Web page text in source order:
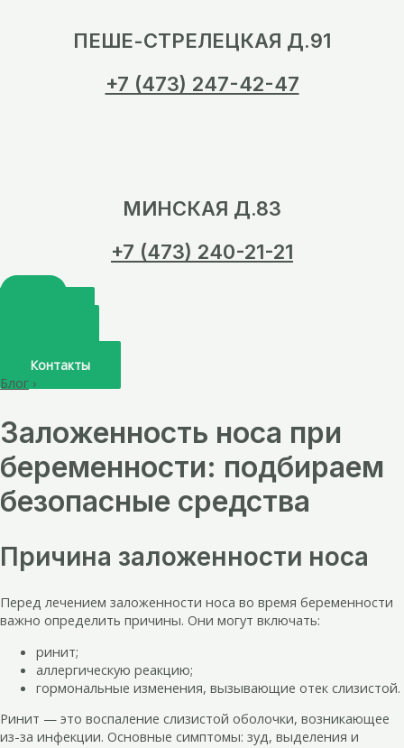
ПЕШЕ-СТРЕЛЕЦКАЯ Д.91
+7 (473) 247-42-47
МИНСКАЯ Д.83
+7 (473) 240-21-21
Контакты
Блог ›
Заложенность носа при
беременности: подбираем
безопасные средства
Причина заложенности носа
Перед лечением заложенности носа во время беременности
важно определить причины. Они могут включать:
ринит;
аллергическую реакцию;
гормональные изменения, вызывающие отек слизистой.
Ринит — это воспаление слизистой оболочки, возникающее
из-за инфекции. Основные симптомы: зуд, выделения и